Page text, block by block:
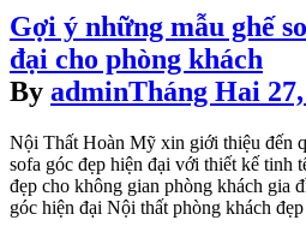
thuỷ
cho
người
mệnh
Kim
Gợi ý những mẫu ghế
đại cho phòng khách
By adminTháng Hai
Nội Thất Hoàn Mỹ xin giới thiệu đến
sofa góc đẹp hiện đại với thiết kế tinh
đẹp cho không gian phòng khách gia
góc hiện đại Nội thất phòng khách